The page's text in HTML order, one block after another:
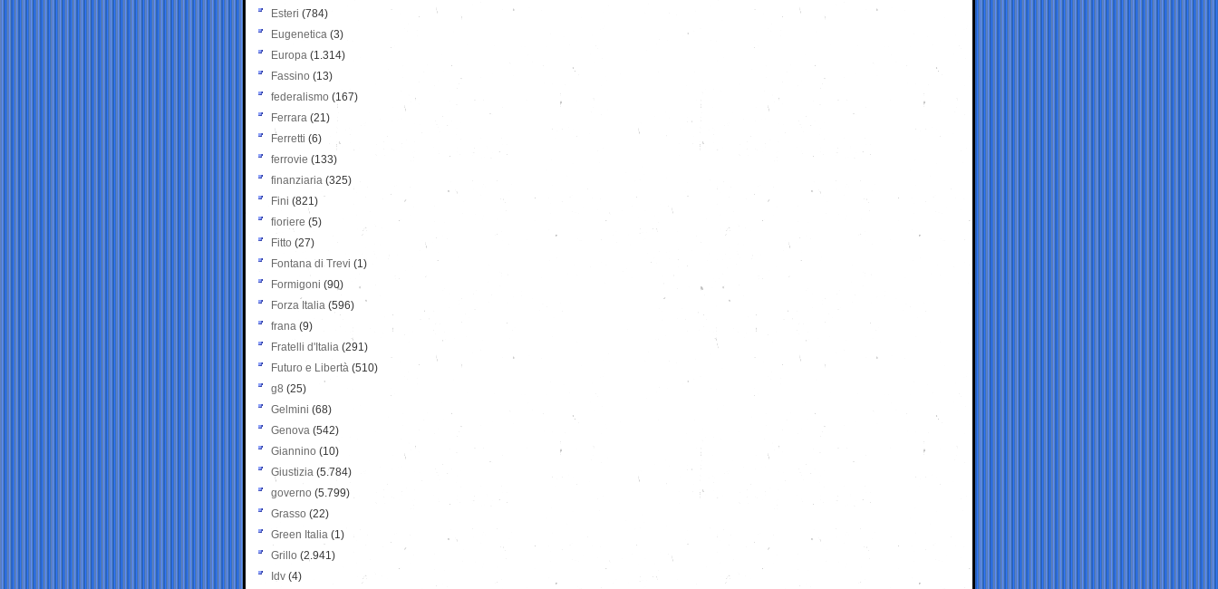
Esteri (784)
Eugenetica (3)
Europa (1.314)
Fassino (13)
federalismo (167)
Ferrara (21)
Ferretti (6)
ferrovie (133)
finanziaria (325)
Fini (821)
fioriere (5)
Fitto (27)
Fontana di Trevi (1)
Formigoni (90)
Forza Italia (596)
frana (9)
Fratelli d'Italia (291)
Futuro e Libertà (510)
g8 (25)
Gelmini (68)
Genova (542)
Giannino (10)
Giustizia (5.784)
governo (5.799)
Grasso (22)
Green Italia (1)
Grillo (2.941)
Idv (4)